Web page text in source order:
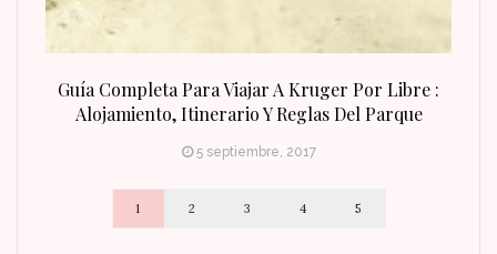
Guía Completa Para Viajar A Kruger Por Libre :
Alojamiento, Itinerario Y Reglas Del Parque
5 septiembre, 2017
1 2 3 4 5